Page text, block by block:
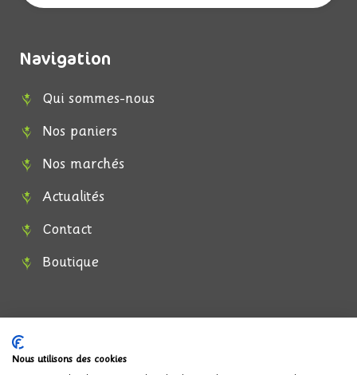
Navigation
Qui sommes-nous
Nos paniers
Nos marchés
Actualités
Contact
Boutique
F
I
Nous utilisons des cookies